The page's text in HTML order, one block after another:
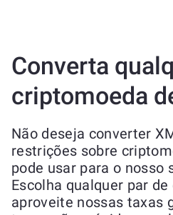
Converta
criptomoeda
Não deseja converter
restrições sobre
pode usar para o nosso
Escolha qualquer par
aproveite nossas taxas